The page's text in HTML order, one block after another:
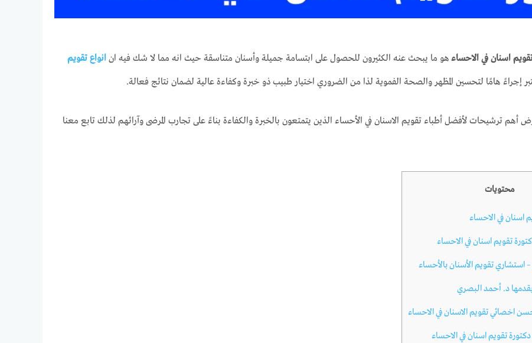
اسنان في الاحساء هو ما يبحث عنه الكثيرون للحصول على ابتسامة جميلة وأسنان متناسقة حيث انه مما لا شك فيه ان انواع تقويم
إجراءً هامًا لتحسين المظهر والصحة الفموية لذا من الضروري اختيار طبيب ذو خبرة وكفاءة عالية لضمان نتائج فعالة.
أهم ترشيحات لأفضل أطباء تقويم الاسنان في الأحساء الذين يتمتعون بالخبرة والكفاءة بناءً على تجارب المرضى وآرائهم لذلك تابع معنا
محتويات
اسنان في الاحساء
تقويم اسنان في الاحساء
تقويم الأسنان بالأحساء
د. أحمد البصري
اخصائي تقويم الاسنان في الاحساء
دكتورة تقويم اسنان في الاحساء